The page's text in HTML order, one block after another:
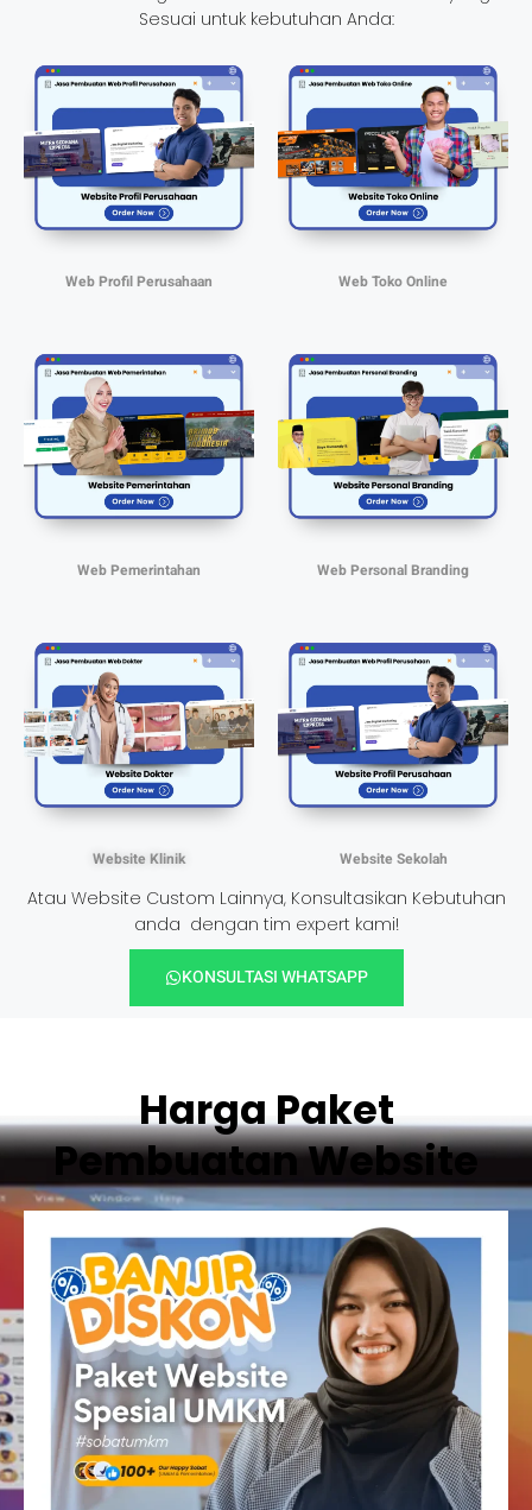
Sesuai untuk kebutuhan Anda:
Web Profil Perusahaan Web Toko Online
Web Pemerintahan Web Personal Branding
Website Klinik Website Sekolah
Atau Website Custom Lainnya, Konsultasikan Kebutuhan
anda dengan tim expert kami!
KONSULTASI WHATSAPP
Harga Paket
Pembuatan Website